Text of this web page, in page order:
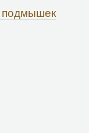
подмышек